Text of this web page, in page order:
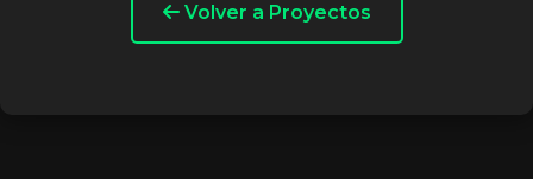
Volver a Proyectos